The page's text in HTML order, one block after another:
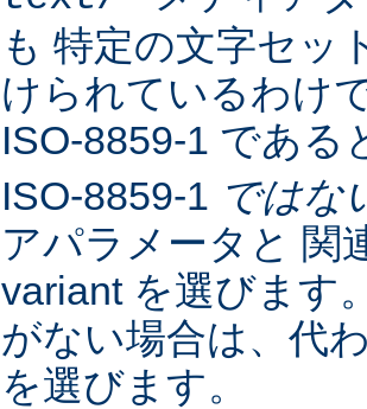
も 特定の文字セッ
けられているわけ
ISO-8859-1 である
ISO-8859-1 ではな
アパラメータと 関
variant を選びます
がない場合は、代
を選びます。